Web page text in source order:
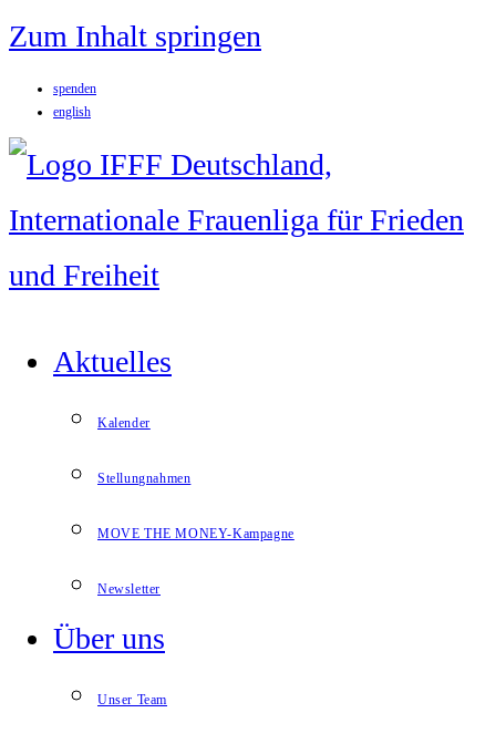
Zum Inhalt springen
spenden
english
Aktuelles
Kalender
Stellungnahmen
MOVE THE MONEY-Kampagne
Newsletter
Über uns
Unser Team